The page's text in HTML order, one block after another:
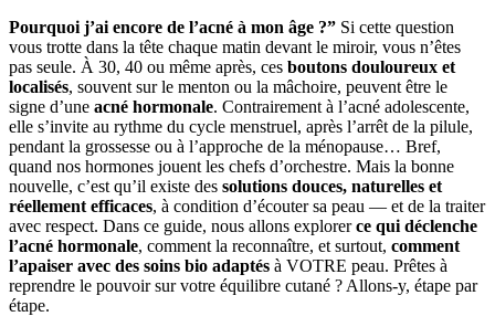
Pourquoi j’ai encore de l’acné à mon âge ?” Si cette question
vous trotte dans la tête chaque matin devant le miroir, vous n’êtes
pas seule. À 30, 40 ou même après, ces boutons douloureux et
localisés, souvent sur le menton ou la mâchoire, peuvent être le
signe d’une acné hormonale. Contrairement à l’acné adolescente,
elle s’invite au rythme du cycle menstruel, après l’arrêt de la pilule,
pendant la grossesse ou à l’approche de la ménopause… Bref,
quand nos hormones jouent les chefs d’orchestre. Mais la bonne
nouvelle, c’est qu’il existe des solutions douces, naturelles et
réellement efficaces, à condition d’écouter sa peau — et de la traiter
avec respect. Dans ce guide, nous allons explorerce qui déclenche
l’acné hormonale, comment la reconnaître, et surtout, comment
l’apaiser avec des soins bio adaptés à VOTRE peau. Prêtes à
reprendre le pouvoir sur votre équilibre cutané ? Allons-y, étape par
étape.